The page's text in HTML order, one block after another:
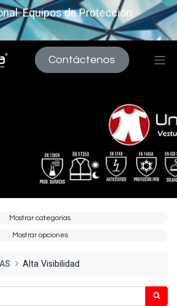
Equipos de Protección.
Contáctenos
Mostrar categorías
Mostrar opciones
Alta Visibilidad